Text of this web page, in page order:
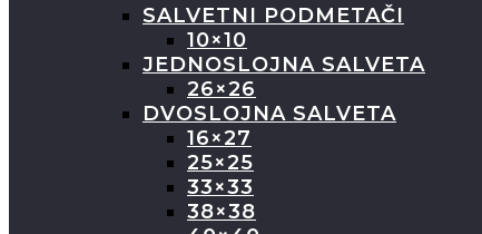
SALVETNI PODMETAČI
10×10
JEDNOSLOJNA SALVETA
26×26
DVOSLOJNA SALVETA
16×27
25×25
33×33
38×38